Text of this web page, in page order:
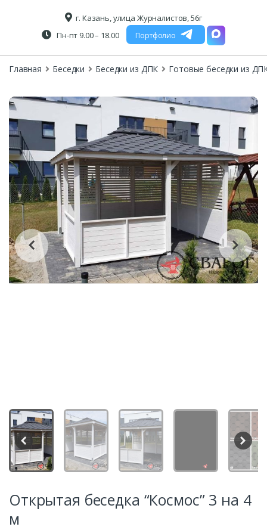
г. Казань, улица Журналистов, 56г
Пн-пт 9.00 – 18.00
Портфолио
Главная Беседки Беседки из ДПК Готовые беседки из
Открытая беседка “Космос” 3 на 4
м